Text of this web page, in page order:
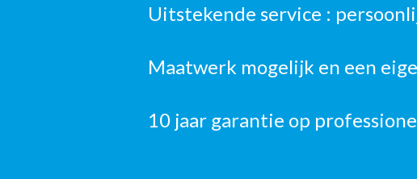
Uitstekende service :
Maatwerk mogelijk en een
10 jaar garantie op